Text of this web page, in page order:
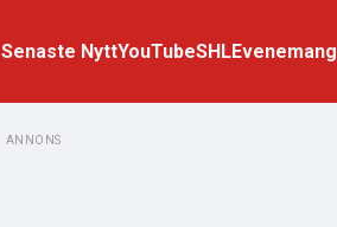
Senaste NyttYouTubeSHLEvenemang
ANNONS